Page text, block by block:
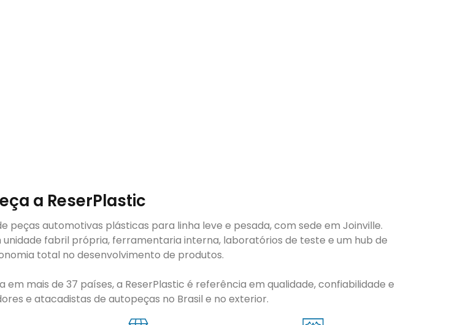
a ReserPlastic
peças automotivas plásticas para linha leve e pesada, com sede em Joinville.
fabril própria, ferramentaria interna, laboratórios de teste e um hub de
total no desenvolvimento de produtos.
em mais de 37 países, a ReserPlastic é referência em qualidade, confiabilidade e
e atacadistas de autopeças no Brasil e no exterior.